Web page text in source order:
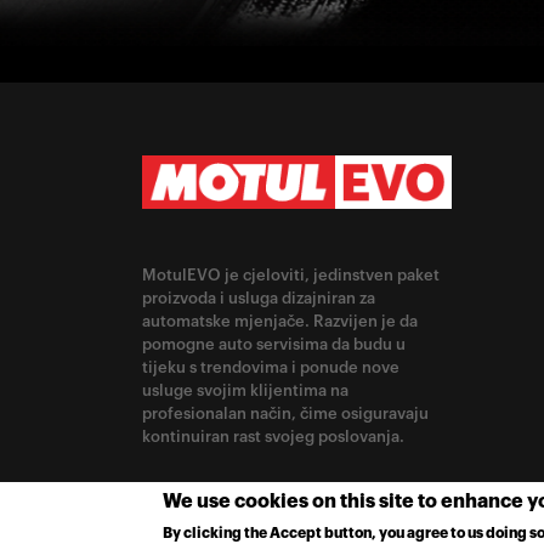
MotulEVO je cjeloviti, jedinstven paket
proizvoda i usluga dizajniran za
automatske mjenjače. Razvijen je da
pomogne auto servisima da budu u
tijeku s trendovima i ponude nove
usluge svojim klijentima na
profesionalan način, čime osiguravaju
kontinuiran rast svojeg poslovanja.
CHANGE LOCATION
We use cookies on this site to enhance
By clicking the Accept button, you agree to us doing